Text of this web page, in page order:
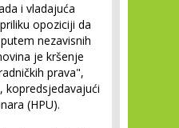
i vladajuća
opoziciji da
nezavisnih
je kršenje
prava",
kopredsjedavajući
(HPU).